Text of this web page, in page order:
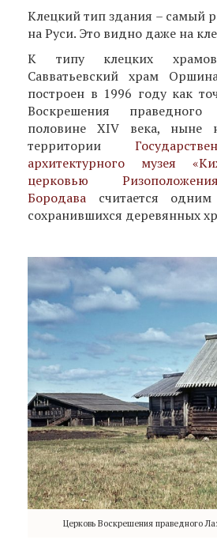
Клецкий тип здания – самый
на Руси. Это видно даже на
К типу клецких
Савватьевский храм
построен в 1996 году как
Воскрешения
половине XIV века, ныне
территории
архитектурного музея
церковью
Бородава считается
сохранившихся деревянных
Церковь Воскрешения праведного